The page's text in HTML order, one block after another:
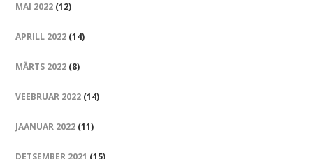
MAI 2022 (12)
APRILL 2022 (14)
MÄRTS 2022 (8)
VEEBRUAR 2022 (14)
JAANUAR 2022 (11)